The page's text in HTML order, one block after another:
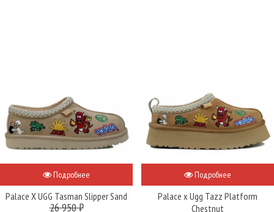
Подробнее
Palace X UGG Tasman Slipper Sand
26 950 ₽
Подробнее
Palace x Ugg Tazz Platform
Chestnut